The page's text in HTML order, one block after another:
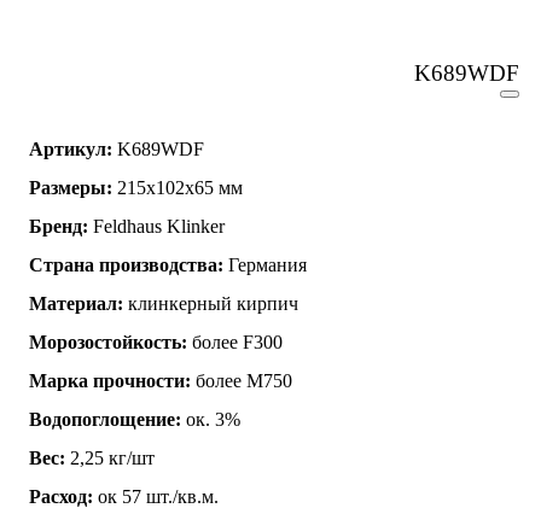
K689WDF
Артикул: K689WDF
Размеры: 215х102х65 мм
Бренд: Feldhaus Klinker
Страна производства: Германия
Материал: клинкерный кирпич
Морозостойкость: более F300
Марка прочности: более М750
Водопоглощение: ок. 3%
Вес: 2,25 кг/шт
Расход: ок 57 шт./кв.м.